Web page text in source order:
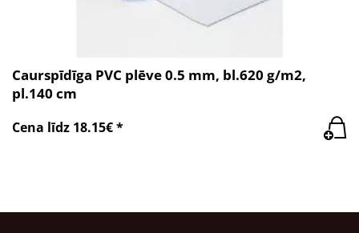
Caurspīdīga PVC plēve 0.5 mm, bl.620 g/m2,
pl.140 cm
Cena līdz 18.15€ *